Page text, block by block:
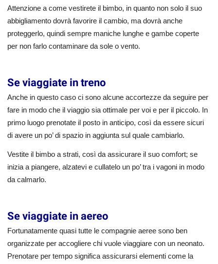
Attenzione a come vestirete il bimbo, in quanto non solo il suo
abbigliamento dovrà favorire il cambio, ma dovrà anche
proteggerlo, quindi sempre maniche lunghe e gambe coperte
per non farlo contaminare da sole o vento.
Se viaggiate in treno
Anche in questo caso ci sono alcune accortezze da seguire per
fare in modo che il viaggio sia ottimale per voi e per il piccolo. In
primo luogo prenotate il posto in anticipo, così da essere sicuri
di avere un po’ di spazio in aggiunta sul quale cambiarlo.
Vestite il bimbo a strati, così da assicurare il suo comfort; se
inizia a piangere, alzatevi e cullatelo un po’ tra i vagoni in modo
da calmarlo.
Se viaggiate in aereo
Fortunatamente quasi tutte le compagnie aeree sono ben
organizzate per accogliere chi vuole viaggiare con un neonato.
Prenotare per tempo significa assicurarsi elementi come la